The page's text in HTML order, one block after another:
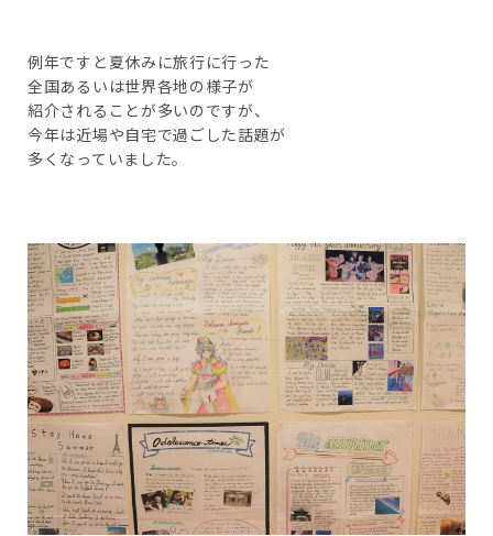
例年ですと夏休みに旅行に行った
全国あるいは世界各地の様子が
紹介されることが多いのですが、
今年は近場や自宅で過ごした話題が
多くなっていました。